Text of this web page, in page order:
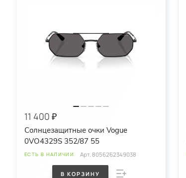
11 400 ₽
Солнцезащитные очки Vogue
0VO4329S 352/87 55
ЕСТЬ В НАЛИЧИИ Арт.8056262349038
В КОРЗИНУ